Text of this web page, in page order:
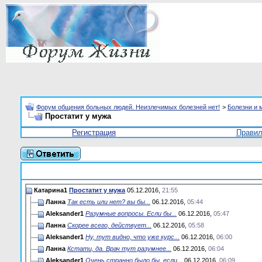
Форум общения больных людей. Неизлечимых болезней нет! > Болезни и
Простатит у мужа
Регистрация
Катарина1 Простатит у мужа 05.12.2016, 21:55
Ланна Так есть или нет? вы бы... 06.12.2016, 05:44
Aleksander1 Разумные вопросы. Если бы... 06.12.2016, 05:47
Ланна Скорее всего, действует... 06.12.2016, 05:58
Aleksander1 Ну, тут видно, что уже курс... 06.12.2016, 06:00
Ланна Кстати, да. Врач тут разумнее... 06.12.2016, 06:04
Aleksander1 Очень странно было бы, если... 06.12.2016, 06:09